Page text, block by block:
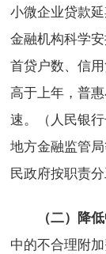
小微企业贷款
金融机构科学
首贷户数、信
高于上年，普
速。（人民银
地方金融监管
民政府按职责
（二）降
中的不合理附